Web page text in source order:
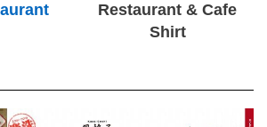
Restaurant & Cafe
Shirt